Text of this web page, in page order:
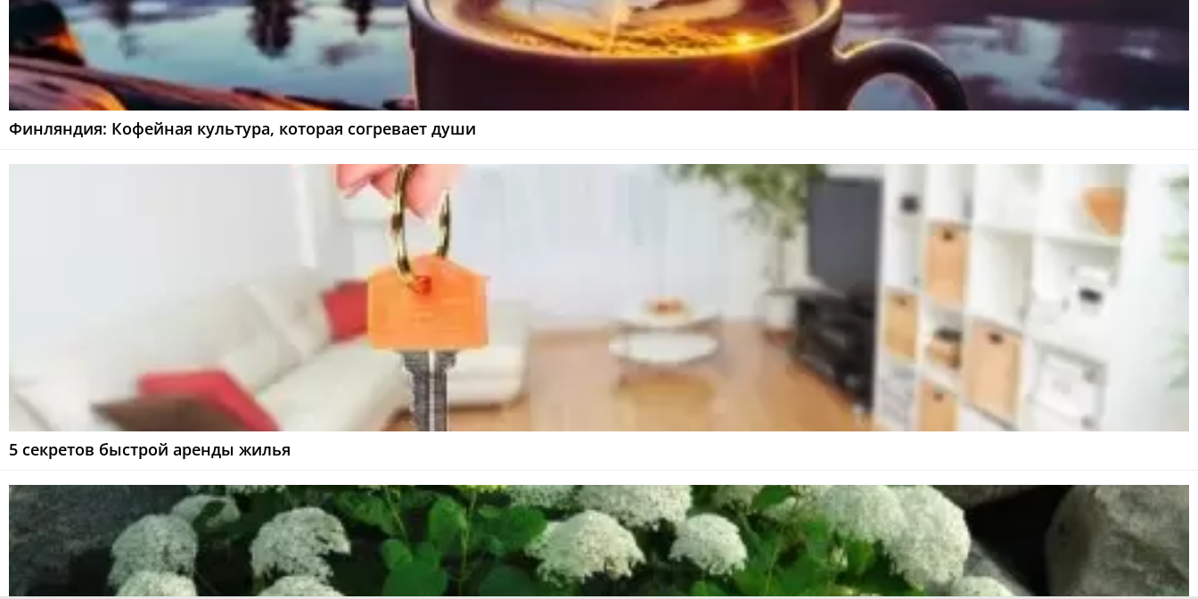
Финляндия: Кофейная культура, которая согревает души
5 секретов быстрой аренды жилья